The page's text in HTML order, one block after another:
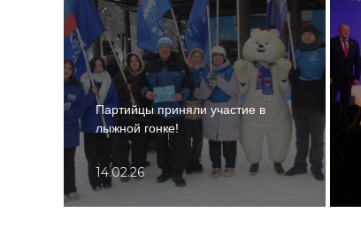
Партийцы приняли участие в
лыжной гонке!
14.02.26